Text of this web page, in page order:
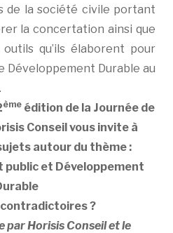
de la société civile portant
la concertation ainsi que
qu’ils élaborent pour
Développement Durable au
èmeédition de la Journée de
Conseil vous invite à
autour du thème :
et Développement
contradictoires ?
par Horisis Conseil et le